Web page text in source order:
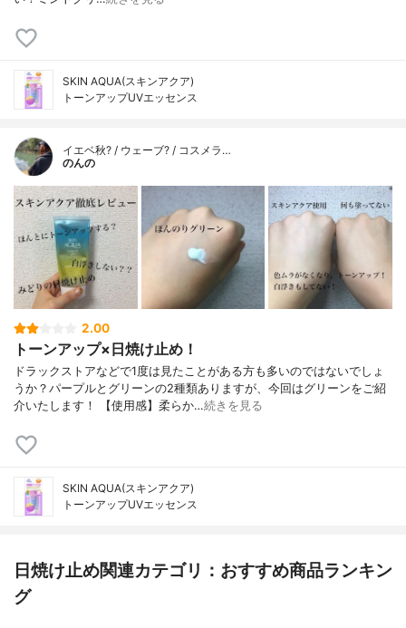
SKIN AQUA(スキンアクア)
トーンアップUVエッセンス
イエベ秋? / ウェーブ? / コスメラ…
のんの
2.00
トーンアップ×日焼け止め！
ドラックストアなどで1度は見たことがある方も多いのではないでしょ
うか？パープルとグリーンの2種類ありますが、今回はグリーンをご紹
介いたします！ 【使用感】柔らか…続きを見る
SKIN AQUA(スキンアクア)
トーンアップUVエッセンス
日焼け止め関連カテゴリ：おすすめ商品ランキン
グ